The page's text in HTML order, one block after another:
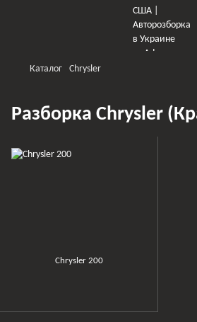
Каталог Chrysler
Разборка Chrysler
Chrysler 200